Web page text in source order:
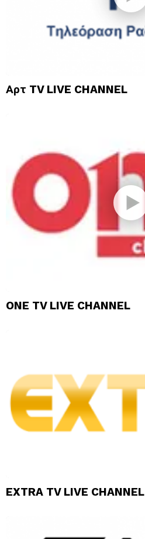
Αρτ TV LIVE CHANNEL
ONE TV LIVE CHANNEL
EXTRA TV LIVE CHANNEL